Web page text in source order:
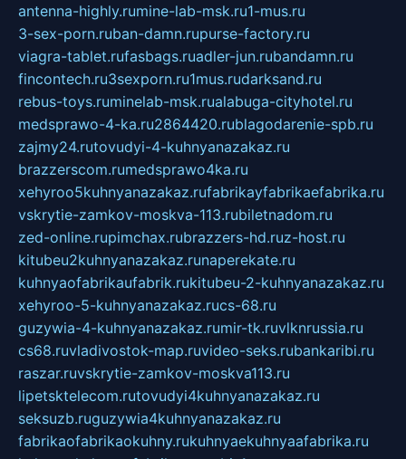
antenna-highly.rumine-lab-msk.ru1-mus.ru
3-sex-porn.ruban-damn.rupurse-factory.ru
viagra-tablet.rufasbags.ruadler-jun.rubandamn.ru
fincontech.ru3sexporn.ru1mus.rudarksand.ru
rebus-toys.ruminelab-msk.rualabuga-cityhotel.ru
medsprawo-4-ka.ru2864420.rublagodarenie-spb.ru
zajmy24.rutovudyi-4-kuhnyanazakaz.ru
brazzerscom.rumedsprawo4ka.ru
xehyroo5kuhnyanazakaz.rufabrikayfabrikaefabrika.ru
vskrytie-zamkov-moskva-113.rubiletnadom.ru
zed-online.rupimchax.rubrazzers-hd.ruz-host.ru
kitubeu2kuhnyanazakaz.runaperekate.ru
kuhnyaofabrikaufabrik.rukitubeu-2-kuhnyanazakaz.ru
xehyroo-5-kuhnyanazakaz.rucs-68.ru
guzywia-4-kuhnyanazakaz.rumir-tk.ruvlknrussia.ru
cs68.ruvladivostok-map.ruvideo-seks.rubankaribi.ru
raszar.ruvskrytie-zamkov-moskva113.ru
lipetsktelecom.rutovudyi4kuhnyanazakaz.ru
seksuzb.ruguzywia4kuhnyanazakaz.ru
fabrikaofabrikaokuhny.rukuhnyaekuhnyaafabrika.ru